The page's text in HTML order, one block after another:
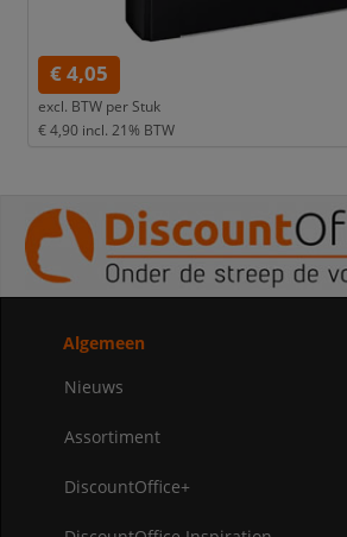
€ 4,05
excl. BTW per Stuk
€ 4,90 incl. 21% BTW
Algemeen
Nieuws
Assortiment
DiscountOffice+